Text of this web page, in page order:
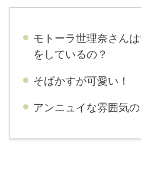
モトーラ世理奈さん
をしているの？
そばかすが可愛い！
アンニュイな雰囲気